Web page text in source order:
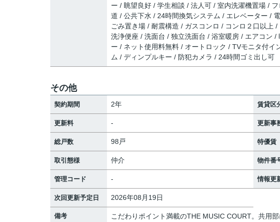
ー / 眺望良好 / 学生相談 / 法人可 / 室内洗濯機置場 /
道 / 公共下水 / 24時間換気システム / エレベーター /
ごみ置き場 / 耐震構造 / ガスコンロ / コンロ２口以上
洗浄便座 / 洗面台 / 独立洗面台 / 浴室暖房 / エアコン
ー / ネット使用料無料 / オートロック / TVモニタ付
ム / ディンプルキー / 防犯カメラ / 24時間ゴミ出し可
その他
契約期間 2年 賃貸区
更新料 - 更新事
総戸数 98戸 特優賃
取引態様 仲介 物件番
管理コード - 情報更
次回更新予定日 2026年08月19日
備考
こだわりポイント満載のTHE MUSIC COURT。共用